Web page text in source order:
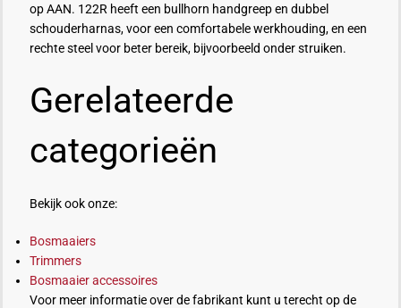
op AAN. 122R heeft een bullhorn handgreep en dubbel
schouderharnas, voor een comfortabele werkhouding, en een
rechte steel voor beter bereik, bijvoorbeeld onder struiken.
Gerelateerde
categorieën
Bekijk ook onze:
Bosmaaiers
Trimmers
Bosmaaier accessoires
Voor meer informatie over de fabrikant kunt u terecht op de